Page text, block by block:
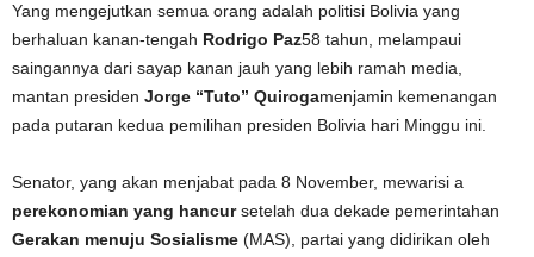
Yang mengejutkan semua orang adalah politisi Bolivia yang
berhaluan kanan-tengah Rodrigo Paz58 tahun, melampaui
saingannya dari sayap kanan jauh yang lebih ramah media,
mantan presiden Jorge “Tuto” Quirogamenjamin kemenangan
pada putaran kedua pemilihan presiden Bolivia hari Minggu ini.
Senator, yang akan menjabat pada 8 November, mewarisi a
perekonomian yang hancursetelah dua dekade pemerintahan
Gerakan menuju Sosialisme (MAS), partai yang didirikan oleh